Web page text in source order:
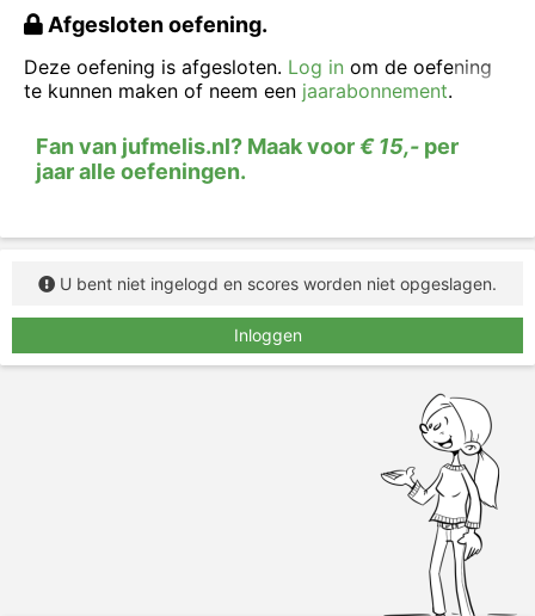
signaalwoorden voor tegenstelling
woorden die een signaalwoord voor tegenstelling
zouden kunnen zijn.
Afgesloten oefening.
Deze oefening is afgesloten. Log in om de oefening
te kunnen maken of neem een jaarabonnement.
Fan van jufmelis.nl? Maak voor€ 15,- per
jaar alle oefeningen.
U bent niet ingelogd en scores worden niet opgeslagen.
Inloggen